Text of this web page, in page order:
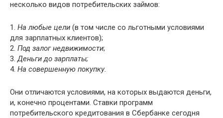
несколько видов потребительских займов:
1. На любые цели (в том числе со льготными условиями
для зарплатных клиентов);
2. Под залог недвижимости;
3.Деньги до зарплаты;
4. На совершенную покупку.
Они отличаются условиями, на которых выдаются деньги,
и, конечно процентами. Ставки программ
потребительского кредитования в Сбербанке сегодня